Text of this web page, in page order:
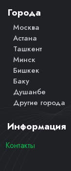
Города
Москва
Астана
Ташкент
Минск
Бишкек
Баку
Душанбе
Другие города
Информация
Контакты